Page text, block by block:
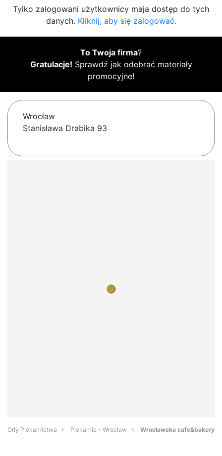
Tylko zalogowani użytkownicy maja dostęp do tych
danych. Kliknij, aby się zalogować.
To Twoja firma?
Gratulacje! Sprawdź jak odebrać materiały
promocyjne!
Wrocław
Stanisława Drabika 93
Orły Piekarnictwa Piekarnie - Wrocław Wrocławska cafe&bakery